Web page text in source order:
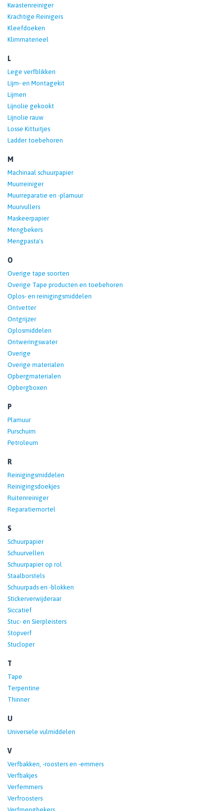
Kwastenreiniger
Krachtige Reinigers
Kleefdoeken
Klimmaterieel
L
Lege verfblikken
Lijm- en Montagekit
Lijmen
Lijnolie gekookt
Lijnolie rauw
Losse Kittuitjes
Ladder toebehoren
M
Machinaal schuurpapier
Muurreiniger
Muurreparatie en -plamuur
Muurvullers
Maskeerpapier
Mengbekers
Mengpasta's
O
Overige tape soorten
Overige Tape producten en toebehoren
Oplos- en reinigingsmiddelen
Ontvetter
Ontgrijzer
Oplosmiddelen
Ontweringswater
Overige
Overige materialen
Opbergmaterialen
Opbergboxen
P
Plamuur
Purschuim
Petroleum
R
Reinigingsmiddelen
Reinigingsdoekjes
Ruitenreiniger
Reparatiemortel
S
Schuurpapier
Schuurvellen
Schuurpapier op rol
Staalborstels
Schuurpads en -blokken
Stickerverwijderaar
Siccatief
Stuc- en Sierpleisters
Stopverf
Stucloper
T
Tape
Terpentine
Thinner
U
Universele vulmiddelen
V
Verfbakken, -roosters en -emmers
Verfbakjes
Verfemmers
Verfroosters